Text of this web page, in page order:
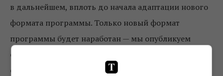
в дальнейшем, вплоть до начала адаптации нового
формата программы. Только новый формат
программы будет наработан — мы опубликуем
соответствующую информацию на официальном
сайте», — резюмируют на «Суспільному».